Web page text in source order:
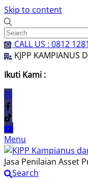
Skip to content
CALL US : 0812
KJPP KAMPIANUS
Ikuti Kami :
Menu
Jasa Penilaian Asset
Search